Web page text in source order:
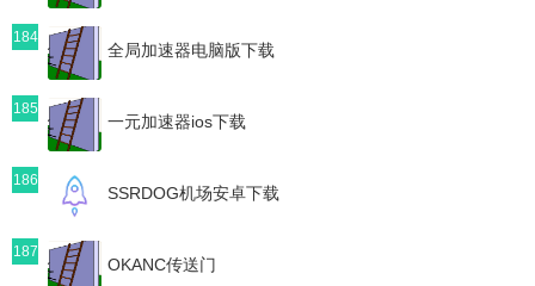
184
全局加速器电脑版下载
185
一元加速器ios下载
186
SSRDOG机场安卓下载
187
OKANC传送门